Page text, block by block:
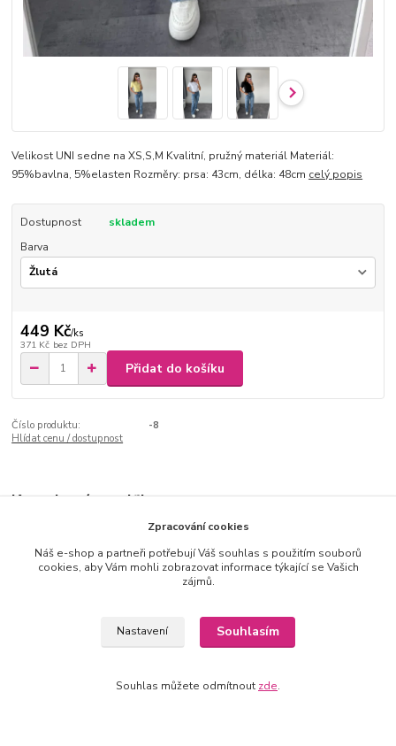
Velikost UNI sedne na XS,S,M Kvalitní, pružný materiál Materiál:
95%bavlna, 5%elasten Rozměry: prsa: 43cm, délka: 48cm celý popis
Dostupnost
skladem
Barva
449 Kč/ks
371 Kč bez DPH
Přidat do košíku
Číslo produktu:
-8
Hlídat cenu / dostupnost
Kompletní specifikace
Velikost UNI sedne na XS,S,M
Kvalitní, pružný materiál
95%bavlna, 5%elasten
prsa: 43cm, délka: 48cm
Zpracování cookies
Náš e-shop a partneři potřebují Váš souhlas s použitím souborů
cookies, aby Vám mohli zobrazovat informace týkající se Vašich
zájmů.
Nastavení Souhlasím
Souhlas můžete odmítnout zde.